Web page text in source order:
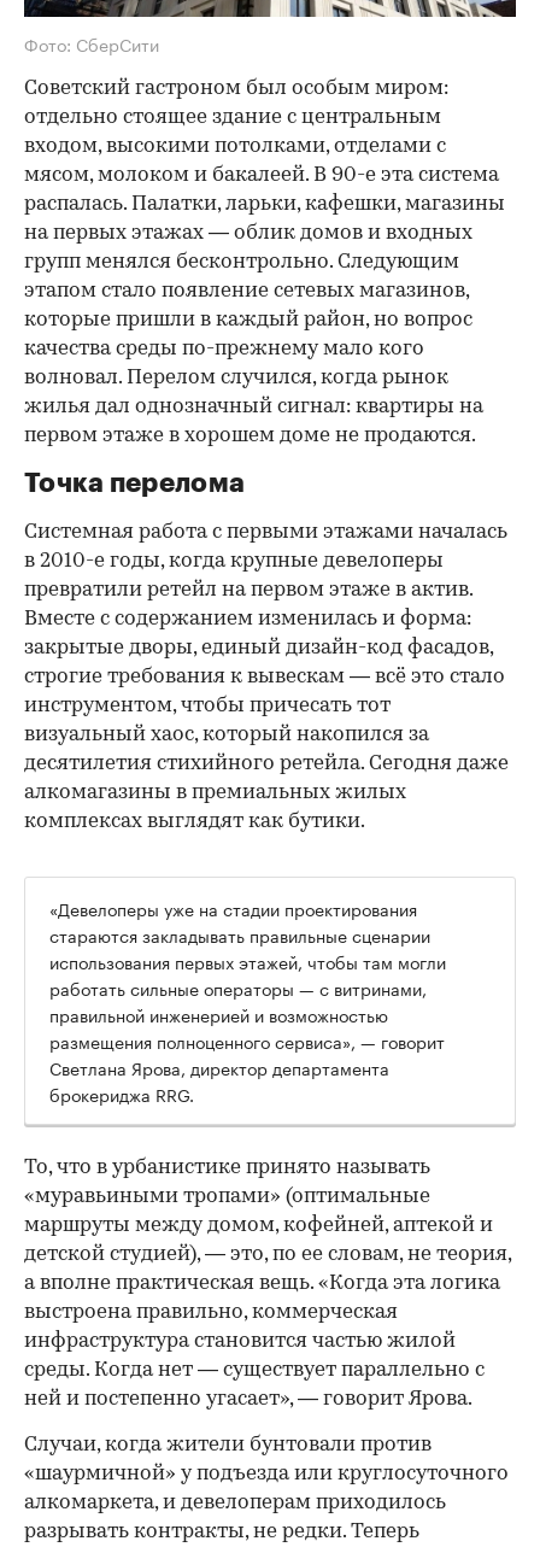
Фото: СберСити
Советский гастроном был особым миром:
отдельно стоящее здание с центральным
входом, высокими потолками, отделами с
мясом, молоком и бакалеей. В 90-е эта система
распалась. Палатки, ларьки, кафешки, магазины
на первых этажах — облик домов и входных
групп менялся бесконтрольно. Следующим
этапом стало появление сетевых магазинов,
которые пришли в каждый район, но вопрос
качества среды по-прежнему мало кого
волновал. Перелом случился, когда рынок
жилья дал однозначный сигнал: квартиры на
первом этаже в хорошем доме не продаются.
Точка перелома
Системная работа с первыми этажами началась
в 2010-е годы, когда крупные девелоперы
превратили ретейл на первом этаже в актив.
Вместе с содержанием изменилась и форма:
закрытые дворы, единый дизайн-код фасадов,
строгие требования к вывескам — всё это стало
инструментом, чтобы причесать тот
визуальный хаос, который накопился за
десятилетия стихийного ретейла. Сегодня даже
алкомагазины в премиальных жилых
комплексах выглядят как бутики.
00:00
«Девелоперы уже на стадии проектирования
стараются закладывать правильные сценарии
использования первых этажей, чтобы там могли
работать сильные операторы — с витринами,
правильной инженерией и возможностью
размещения полноценного сервиса», — говорит
Светлана Ярова, директор департамента
брокериджа RRG.
То, что в урбанистике принято называть
«муравьиными тропами» (оптимальные
маршруты между домом, кофейней, аптекой и
детской студией), — это, по ее словам, не теория,
а вполне практическая вещь. «Когда эта логика
выстроена правильно, коммерческая
инфраструктура становится частью жилой
среды. Когда нет — существует параллельно с
ней и постепенно угасает», — говорит Ярова.
Случаи, когда жители бунтовали против
«шаурмичной» у подъезда или круглосуточного
алкомаркета, и девелоперам приходилось
разрывать контракты, не редки. Теперь